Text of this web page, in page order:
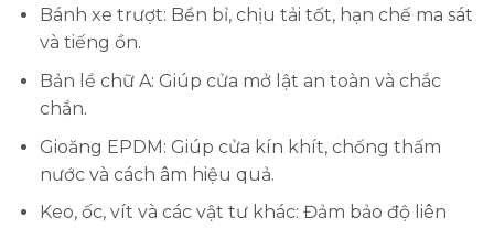
Bánh xe trượt: Bền bỉ, chịu tải tốt, hạn chế ma sát
và tiếng ồn.
Bản lề chữ A: Giúp cửa mở lật an toàn và chắc
chắn.
Gioăng EPDM: Giúp cửa kín khít, chống thấm
nước và cách âm hiệu quả.
Keo, ốc, vít và các vật tư khác: Đảm bảo độ liên